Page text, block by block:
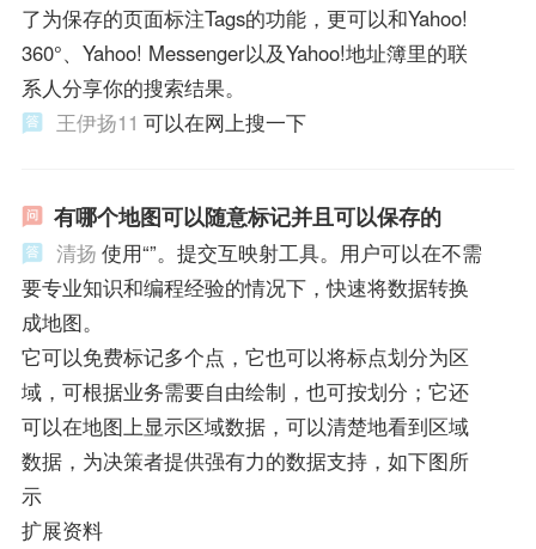
了为保存的页面标注Tags的功能，更可以和Yahoo!
360°、Yahoo! Messenger以及Yahoo!地址簿里的联
系人分享你的搜索结果。
王伊扬11 可以在网上搜一下
有哪个地图可以随意标记并且可以保存的
清扬 使用“”。提交互映射工具。用户可以在不需
要专业知识和编程经验的情况下，快速将数据转换
成地图。
它可以免费标记多个点，它也可以将标点划分为区
域，可根据业务需要自由绘制，也可按划分；它还
可以在地图上显示区域数据，可以清楚地看到区域
数据，为决策者提供强有力的数据支持，如下图所
示
扩展资料